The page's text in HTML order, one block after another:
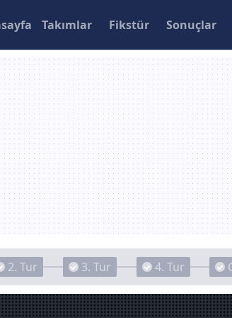
Takımlar Fikstür Sonuçlar
2. Tur 3. Tur 4. Tur